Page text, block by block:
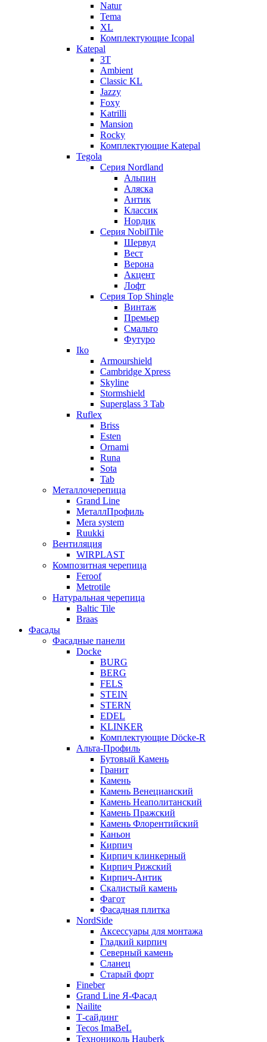
Natur
Tema
XL
Комплектующие Icopal
Katepal
3T
Ambient
Classic KL
Jazzy
Foxy
Katrilli
Mansion
Rocky
Комплектующие Katepal
Tegola
Серия Nordland
Альпин
Аляска
Антик
Классик
Нордик
Серия NobilTile
Шервуд
Вест
Верона
Акцент
Лофт
Серия Top Shingle
Винтаж
Премьер
Смальто
Футуро
Iko
Armourshield
Cambridge Xpress
Skyline
Stormshield
Superglass 3 Tab
Ruflex
Briss
Esten
Ornami
Runa
Sota
Tab
Металлочерепица
Grand Line
МеталлПрофиль
Mera system
Ruukki
Вентиляция
WIRPLAST
Композитная черепица
Feroof
Metrotile
Натуральная черепица
Baltic Tile
Braas
Фасады
Фасадные панели
Docke
BURG
BERG
FELS
STEIN
STERN
EDEL
KLINKER
Комплектующие Döcke-R
Альта-Профиль
Бутовый Камень
Гранит
Камень
Камень Венецианский
Камень Неаполитанский
Камень Пражский
Камень Флорентийский
Каньон
Кирпич
Кирпич клинкерный
Кирпич Рижский
Кирпич-Антик
Скалистый камень
Фагот
Фасадная плитка
NordSide
Аксессуары для монтажа
Гладкий кирпич
Северный камень
Сланец
Старый форт
Fineber
Grand Line Я-Фасад
Nailite
Т-сайдинг
Tecos ImaBeL
Технониколь Hauberk